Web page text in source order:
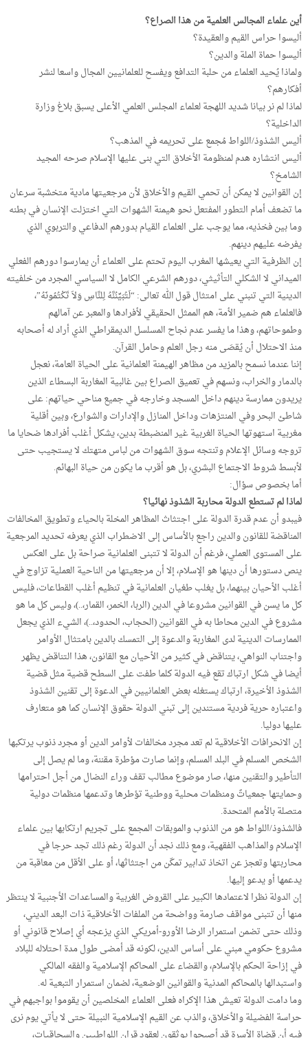
أين علماء المجالس العلمية من هذا الصراع؟
أليسوا حراس القيم والعقيدة؟
أليسوا حماة الملة والدين؟
ولماذا يُحيد العلماء من حلبة التدافع ويفسح للعلمانيين المجال واسعا لنشر
أفكارهم؟
لماذا لم نر بيانا شديد اللهجة لعلماء المجلس العلمي الأعلى يسبق بلاغ وزارة
الداخلية؟
أليس الشذوذ/اللواط مُجمع على تحريمه في المذهب؟
أليس انتشاره هدم لمنظومة الأخلاق التي بنى عليها الإسلام صرحه المجيد
الشامخ؟
إن القوانين لا يمكن أن تحمي القيم والأخلاق لأن مرجعيتها مادية متخشبة سرعان
ما تضعف أمام التطور المفتعل نحو هيمنة الشهوات التي اختزلت الإنسان في بطنه
وما بين فخذيه، مما يوجب على العلماء القيام بدورهم الدفاعي والتربوي الذي
يفرضه عليهم دينهم.
إن الظرفية التي يعيشها المغرب اليوم تحتم على العلماء أن يمارسوا دورهم الفعلي
الميداني لا الشكلي التأثيثي، دورهم الشرعي الكامل لا السياسي المجرد من خلفيته
الدينية التي تنبني على امتثال قول الله تعالى: “لَتُبَيِّنُنَّهُ لِلنَّاسِ وَلاَ تَكْتُمُونَهُ”،
فالعلماء هم ضمير الأمة، هم الممثل الحقيقي لأفرادها والمعبر عن آمالهم
وطموحاتهم، وهذا ما يفسر عدم نجاح المسلسل الديمقراطي الذي أراد له أصحابه
منذ الاحتلال أن يُقصَى منه رجل العلم وحامل القرآن.
إننا عندما نسمح بالمزيد من مظاهر الهيمنة العلمانية على الحياة العامة، نعجل
بالدمار والخراب، ونسهم في تعميق الصراع بين غالبية المغاربة البسطاء الذين
يريدون ممارسة دينهم داخل المسجد وخارجه في جميع مناحي حياتهم: على
شاطئ البحر وفي المنتزهات وداخل المنازل والإدارات والشوارع، وبين أقلية
مغربية استهوتها الحياة الغربية غير المنضبطة بدين، يشكل أغلب أفرادها ضحايا ما
تروجه وسائل الإعلام وتنتجه سوق الشهوات من لباس متهتك لا يستجيب حتى
لأبسط شروط الاجتماع البشري، بل هو أقرب ما يكون من حياة البهائم.
أما بخصوص سؤال:
لماذا لم تستطع الدولة محاربة الشذوذ نهائيا؟
فيبدو أن عدم قدرة الدولة على اجتثاث المظاهر المخلة بالحياء وتطويق المخالفات
المناقضة للقانون والدين راجع بالأساس إلى الاضطراب الذي يعرفه تحديد المرجعية
على المستوى العملي، فرغم أن الدولة لا تتبنى العلمانية صراحة بل على العكس
ينص دستورها أن دينها هو الإسلام، إلا أن مرجعيتها من الناحية العملية تزاوج في
أغلب الأحيان بينهما، بل يغلب طغيان العلمانية في تنظيم أغلب القطاعات، فليس
كل ما يسن في القوانين مشروعا في الدين (الربا، الخمر، القمار،..)، وليس كل ما هو
مشروع في الدين محاطا به في القوانين (الحجاب، الحدود،..)، الشيء الذي يجعل
الممارسات الدينية لدى المغاربة والدعوة إلى التمسك بالدين بامتثال الأوامر
واجتناب النواهي، يتناقض في كثير من الأحيان مع القانون، هذا التناقض يظهر
أيضا في شكل ارتباك تقع فيه الدولة كلما طفت على السطح قضية مثل قضية
الشذوذ الأخيرة، ارتباك يستغله بعض العلمانيين في الدعوة إلى تقنين الشذوذ
واعتباره حرية فردية مستندين إلى تبني الدولة حقوق الإنسان كما هو متعارف
عليها دوليا.
إن الانحرافات الأخلاقية لم تعد مجرد مخالفات لأوامر الدين أو مجرد ذنوب يرتكبها
الشخص المسلم في البلد المسلم، وإنما صارت مؤطرة مقننة، وما لم يصل إلى
التأطير والتقنين منها، صار موضوع مطالب تقف وراء النضال من أجل احترامها
وحمايتها جمعياتٌ ومنظمات محلية ووطنية تؤطرها وتدعمها منظمات دولية
متصلة بالأمم المتحدة.
فالشذوذ/اللواط هو من الذنوب والموبقات المجمع على تجريم ارتكابها بين علماء
الإسلام والمذاهب الفقهية، ومع ذلك نجد أن الدولة رغم ذلك تجد حرجا في
محاربتها وتعجز عن اتخاذ تدابير تمكّن من اجتثاثها، أو على الأقل من معاقبة من
يدعمها أو يدعو إليها.
إن الدولة نظرا لاعتمادها الكبير على القروض الغربية والمساعدات الأجنبية لا ينتظر
منها أن تتبنى مواقف صارمة وواضحة من الملفات الأخلاقية ذات البعد الديني،
وذلك حتى تضمن استمرار الرضا الأورو-أمريكي الذي يزعجه أي إصلاح قانوني أو
مشروع حكومي مبني على أساس الدين، لكونه قد أمضى طول مدة احتلاله للبلاد
في إزاحة الحكم بالإسلام، والقضاء على المحاكم الإسلامية والفقه المالكي
واستبدالها بالمحاكم المدنية والقوانين الوضعية، لضمان استمرار التبعية له.
وما دامت الدولة تعيش هذا الإكراه فعلى العلماء المخلصين أن يقوموا بواجبهم في
حراسة الفضيلة والأخلاق، والذب عن القيم الإسلامية النبيلة حتى لا يأتي يوم نرى